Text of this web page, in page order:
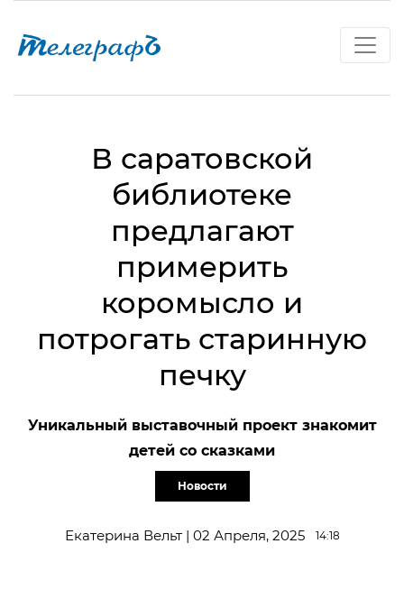
В саратовской
библиотеке
предлагают
примерить
коромысло и
потрогать старинную
печку
Уникальный выставочный проект знакомит
детей со сказками
Новости
Екатерина Вельт | 02 Апреля, 2025 14:18